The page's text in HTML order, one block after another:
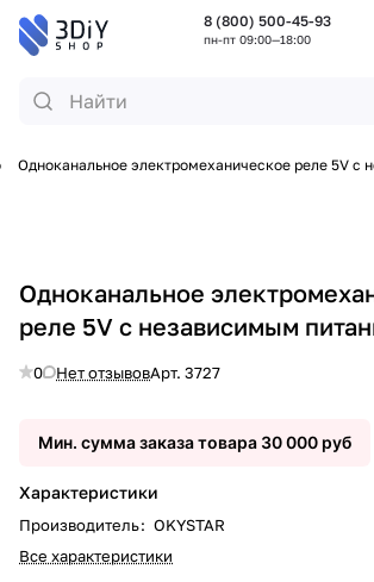
8 (800) 500-45-93
пн-пт 09:00—18:00
Одноканальное электромеханическое реле 5V с
Одноканальное
реле 5V с независимым
0 Нет отзывовАрт. 3727
Мин. сумма заказа товара 30 000 руб
Характеристики
Производитель: OKYSTAR
Все характеристики